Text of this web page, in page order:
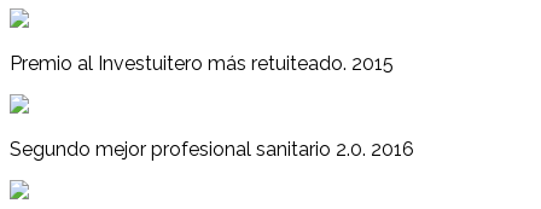
Premio al Investuitero más retuiteado. 2015
Segundo mejor profesional sanitario 2.0. 2016